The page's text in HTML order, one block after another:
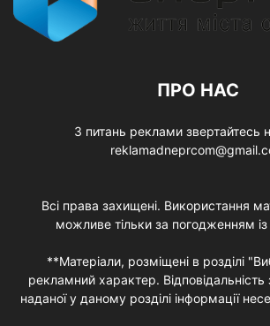
ПРО НАС
З питань реклами звертайтесь
Всі права захищені. Використання
можливе тільки за погодженням
**Матеріали, розміщені в розділі
рекламний характер. Відповідальність
наданої у даному розділі інформації